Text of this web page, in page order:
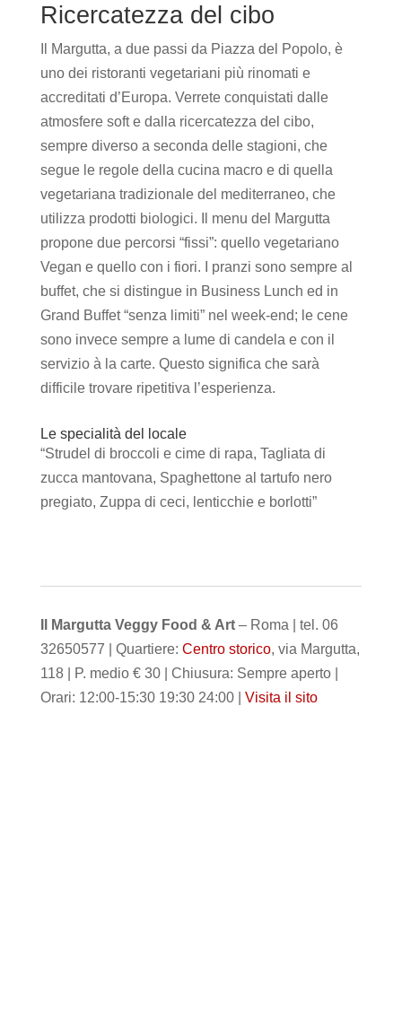
Ricercatezza del cibo
Il Margutta, a due passi da Piazza del Popolo, è
uno dei ristoranti vegetariani più rinomati e
accreditati d’Europa. Verrete conquistati dalle
atmosfere soft e dalla ricercatezza del cibo,
sempre diverso a seconda delle stagioni, che
segue le regole della cucina macro e di quella
vegetariana tradizionale del mediterraneo, che
utilizza prodotti biologici. Il menu del Margutta
propone due percorsi “fissi”: quello vegetariano
Vegan e quello con i fiori. I pranzi sono sempre al
buffet, che si distingue in Business Lunch ed in
Grand Buffet “senza limiti” nel week-end; le cene
sono invece sempre a lume di candela e con il
servizio à la carte. Questo significa che sarà
difficile trovare ripetitiva l’esperienza.
Le specialità del locale
“Strudel di broccoli e cime di rapa, Tagliata di
zucca mantovana, Spaghettone al tartufo nero
pregiato, Zuppa di ceci, lenticchie e borlotti”
Il Margutta Veggy Food & Art– Roma | tel. 06
32650577 | Quartiere: Centro storico, via Margutta,
118 | P. medio € 30 | Chiusura: Sempre aperto |
Orari: 12:00-15:30 19:30 24:00 | Visita il sito